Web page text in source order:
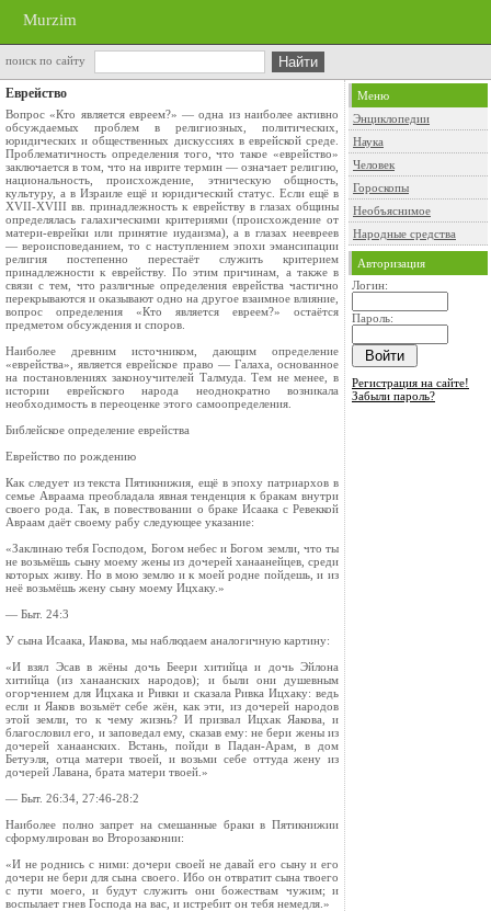
Murzim
поиск по сайту
Еврейство
Вопрос «Кто является евреем?» — одна из наиболее активно
обсуждаемых проблем в религиозных, политических,
юридических и общественных дискуссиях в еврейской среде.
Проблематичность определения того, что такое «еврейство»
заключается в том, что на иврите термин — означает религию,
национальность, происхождение, этническую общность,
культуру, а в Израиле ещё и юридический статус. Если ещё в
XVII-XVIII вв. принадлежность к еврейству в глазах общины
определялась галахическими критериями (происхождение от
матери-еврейки или принятие иудаизма), а в глазах неевреев
— вероисповеданием, то с наступлением эпохи эмансипации
религия постепенно перестаёт служить критерием
принадлежности к еврейству. По этим причинам, а также в
связи с тем, что различные определения еврейства частично
перекрываются и оказывают одно на другое взаимное влияние,
вопрос определения «Кто является евреем?» остаётся
предметом обсуждения и споров.
Наиболее древним источником, дающим определение
«еврейства», является еврейское право — Галаха, основанное
на постановлениях законоучителей Талмуда. Тем не менее, в
истории еврейского народа неоднократно возникала
необходимость в переоценке этого самоопределения.
Библейское определение еврейства
Еврейство по рождению
Как следует из текста Пятикнижия, ещё в эпоху патриархов в
семье Авраама преобладала явная тенденция к бракам внутри
своего рода. Так, в повествовании о браке Исаака с Ревеккой
Авраам даёт своему рабу следующее указание:
«Заклинаю тебя Господом, Богом небес и Богом земли, что ты
не возьмёшь сыну моему жены из дочерей ханаанейцев, среди
которых живу. Но в мою землю и к моей родне пойдешь, и из
неё возьмёшь жену сыну моему Ицхаку.»
— Быт. 24:3
У сына Исаака, Иакова, мы наблюдаем аналогичную картину:
«И взял Эсав в жёны дочь Беери хитийца и дочь Эйлона
хитийца (из ханаанских народов); и были они душевным
огорчением для Ицхака и Ривки и сказала Ривка Ицхаку: ведь
если и Яаков возьмёт себе жён, как эти, из дочерей народов
этой земли, то к чему жизнь? И призвал Ицхак Яакова, и
благословил его, и заповедал ему, сказав ему: не бери жены из
дочерей ханаанских. Встань, пойди в Падан-Арам, в дом
Бетуэля, отца матери твоей, и возьми себе оттуда жену из
дочерей Лавана, брата матери твоей.»
— Быт. 26:34, 27:46-28:2
Наиболее полно запрет на смешанные браки в Пятикнижии
сформулирован во Второзаконии:
«И не роднись с ними: дочери своей не давай его сыну и его
дочери не бери для сына своего. Ибо он отвратит сына твоего
с пути моего, и будут служить они божествам чужим; и
воспылает гнев Господа на вас, и истребит он тебя немедля.»
Меню
Энциклопедии
Наука
Человек
Гороскопы
Необъяснимое
Народные средства
Авторизация
Логин:
Пароль:
Регистрация на сайте!
Забыли пароль?